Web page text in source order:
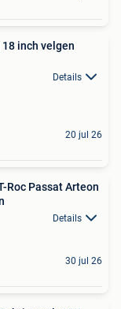
inch velgen
Details
20 jul 26
Roc Passat Arteon
Details
30 jul 26